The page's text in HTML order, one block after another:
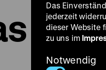
Das
jederzeit
dieser Website
zu uns im
Notwendig